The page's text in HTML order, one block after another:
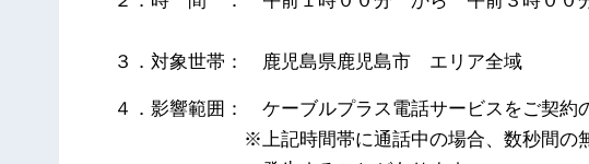
３．対象世帯： 鹿児島県鹿児島市 エリア全域
４．影響範囲： ケーブルプラス電話サービスをご契約
※上記時間帯に通話中の場合、数秒間の無